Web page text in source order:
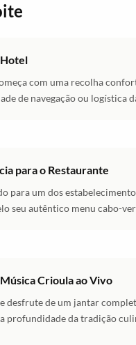
com uma recolha
de navegação ou logística
para o Restaurante
para um dos
seu autêntico menu cabo-
Crioula ao Vivo
desfrute de um jantar
profundidade da tradição